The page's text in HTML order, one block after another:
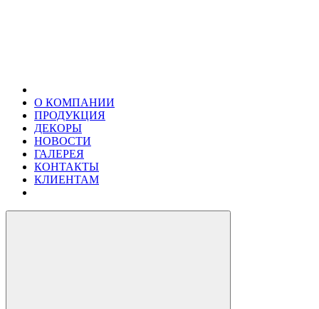
О КОМПАНИИ
ПРОДУКЦИЯ
ДЕКОРЫ
НОВОСТИ
ГАЛЕРЕЯ
КОНТАКТЫ
КЛИЕНТАМ